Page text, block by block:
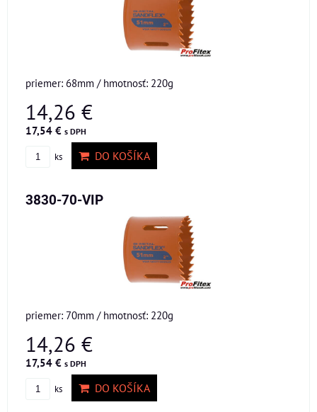
priemer: 68mm / hmotnosť: 220g
14,26 €
17,54 € s DPH
ks DO KOŠÍKA
3830-70-VIP
priemer: 70mm / hmotnosť: 220g
14,26 €
17,54 € s DPH
ks DO KOŠÍKA